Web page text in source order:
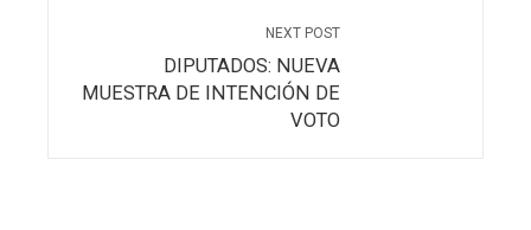
NEXT POST
DIPUTADOS: NUEVA
MUESTRA DE INTENCIÓN DE
VOTO